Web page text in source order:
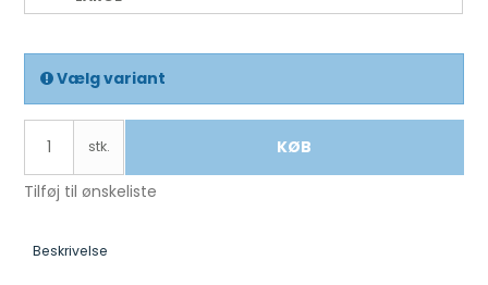
Vælg variant
stk. KØB
Tilføj til ønskeliste
Beskrivelse